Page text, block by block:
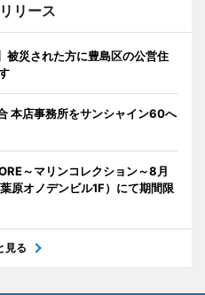
リース
被災された方に豊島区の公営住
本店事務所をサンシャイン60へ
～マリンコレクション～8月
原オノデンビル1F）にて期間限
見る